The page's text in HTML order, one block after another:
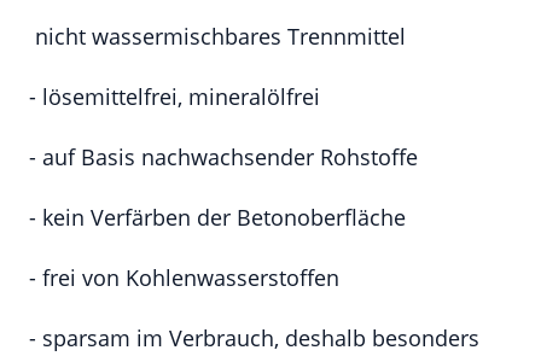
nicht wassermischbares Trennmittel
- lösemittelfrei, mineralölfrei
- auf Basis nachwachsender Rohstoffe
- kein Verfärben der Betonoberfläche
- frei von Kohlenwasserstoffen
- sparsam im Verbrauch, deshalb besonders